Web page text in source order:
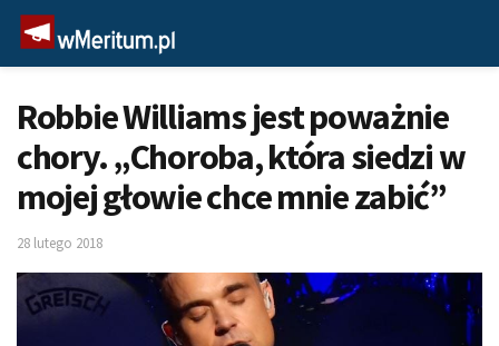
Robbie Williams jest poważnie
chory. „Choroba, która siedzi w
mojej głowie chce mnie zabić”
28 lutego 2018